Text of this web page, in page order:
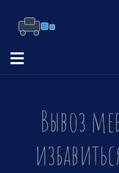
Вывоз